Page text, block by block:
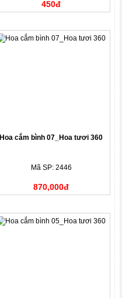
450đ
Hoa cắm bình 07_Hoa tươi 360
Mã SP: 2446
870,000đ